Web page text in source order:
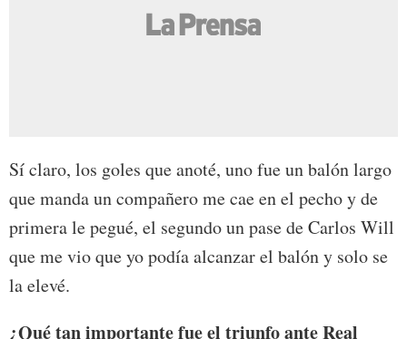
Sí claro, los goles que anoté, uno fue un balón largo
que manda un compañero me cae en el pecho y de
primera le pegué, el segundo un pase de Carlos Will
que me vio que yo podía alcanzar el balón y solo se
la elevé.
¿Qué tan importante fue el triunfo ante Real